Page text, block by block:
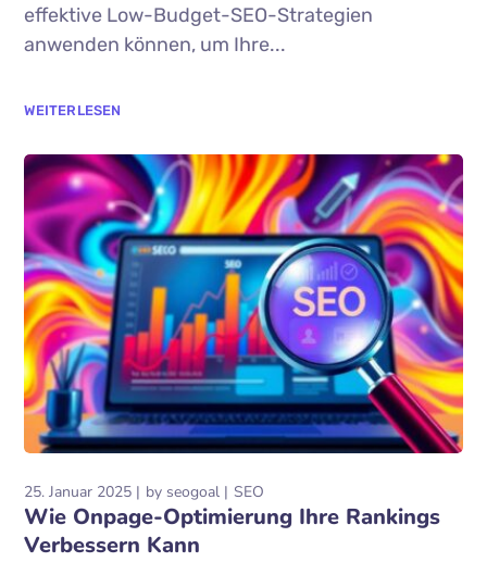
effektive Low-Budget-SEO-Strategien
anwenden können, um Ihre...
WEITERLESEN
25. Januar 2025 by seogoal SEO
Wie Onpage-Optimierung Ihre Rankings
Verbessern Kann